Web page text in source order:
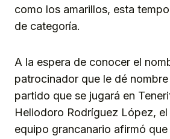
como los amarillos, esta
de categoría.
A la espera de conocer el
patrocinador que le dé
partido que se jugará en
Heliodoro Rodríguez López,
equipo grancanario afirmó